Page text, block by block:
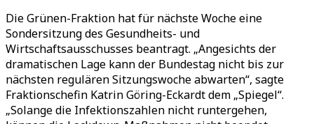
Die Grünen-Fraktion hat für nächste Woche eine
Sondersitzung des Gesundheits- und
Wirtschaftsausschusses beantragt. „Angesichts der
dramatischen Lage kann der Bundestag nicht bis zur
nächsten regulären Sitzungswoche abwarten“, sagte
Fraktionschefin Katrin Göring-Eckardt dem „Spiegel“.
„Solange die Infektionszahlen nicht runtergehen,